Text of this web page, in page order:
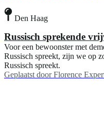
Den Haag
Russisch sprekende
Voor een bewoonster met
Russisch spreekt, zijn we op
Russisch spreekt.
Geplaatst door Florence